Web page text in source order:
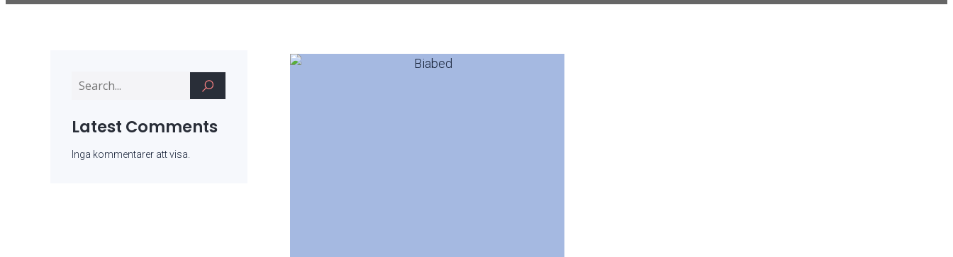
Latest Comments
Inga kommentarer att visa.